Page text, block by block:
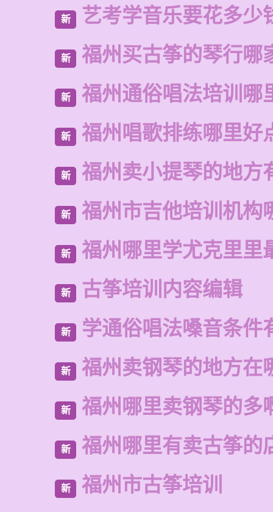
新 艺考学音乐要花多少
新 福州买古筝的琴行哪
新 福州通俗唱法培训哪
新 福州唱歌排练哪里好
新 福州卖小提琴的地方
新 福州市吉他培训机构
新 福州哪里学尤克里里
新 古筝培训内容编辑
新 学通俗唱法嗓音条件
新 福州卖钢琴的地方在
新 福州哪里卖钢琴的多
新 福州哪里有卖古筝的
新 福州市古筝培训